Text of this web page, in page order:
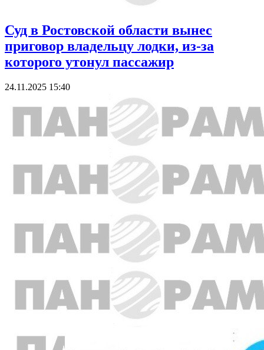
Суд в Ростовской области вынес
приговор владельцу лодки, из-за
которого утонул пассажир
24.11.2025 15:40